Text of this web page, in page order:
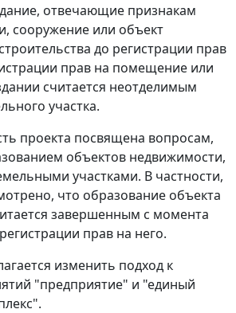
отвечающие признакам
сооружение или объект
до регистрации прав
прав на помещение или
считается неотделимым
участка.
проекта посвящена вопросам,
объектов недвижимости,
участками. В частности,
что образование объекта
завершенным с момента
прав на него.
изменить подход к
"предприятие" и "единый